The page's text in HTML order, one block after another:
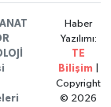
Haber
Yazılımı:
TE
Bilişim
Copyright
© 2026